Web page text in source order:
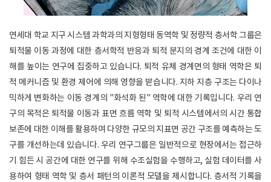
연세대 학교 지구 시스템 과학과의 지형형태 동역학 및 정량적 층서학 그룹은
퇴적물 이동 과정에 대한 층서학적 반응과 퇴적 분지의 경계 조건에 대한 이
해를 높이는 연구에 집중하고 있습니다. 퇴적 유체 경계면의 형태 역학은 퇴
적 메커니즘 및 환경 제어에 의해 영향을 받습니다. 지하 지층 구조는 다이나
믹하게 변화하는 이동 경계의 "화석화 된" 역학에 대한 기록입니다. 우리 연
구의 목적은 퇴적물 이동과 표면 흐름 역학 및 퇴적 시스템에서의 시간 통합
보존에 대한 이해를 활용하여 다양한 규모의 지표면 공간 구조를 예측하는 도
구를 개선하는데 있습니다. 우리 연구그룹은 일반적으로 현장에서는 접근하
기 힘든 시 공간에 대한 연구를 위해 수조실험을 수행하고, 실험 데이터를 사
용하여 형태 역학 및 층서 패턴의 이론적 모델을 제시합니다. 층서적 기록을